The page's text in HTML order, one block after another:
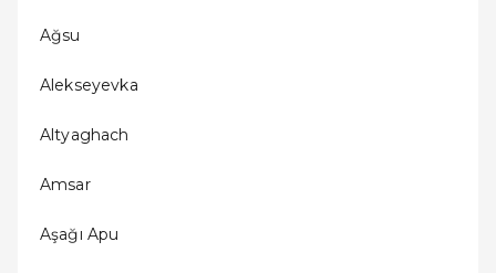
Ağsu
Alekseyevka
Altyaghach
Amsar
Aşağı Apu